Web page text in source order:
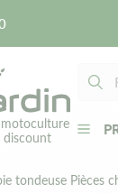
motoculture
discount
tondeuse Pièces